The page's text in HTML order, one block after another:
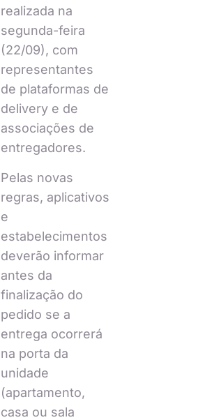
realizada na
segunda-feira
(22/09), com
representantes
de plataformas de
delivery e de
associações de
entregadores.
Pelas novas
regras, aplicativos
e
estabelecimentos
deverão informar
antes da
finalização do
pedido se a
entrega ocorrerá
na porta da
unidade
(apartamento,
casa ou sala